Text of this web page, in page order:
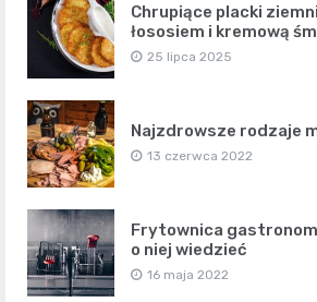
Chrupiące placki
łososiem i kremową
25 lipca 2025
Najzdrowsze rodzaje
13 czerwca 2022
Frytownica
o niej wiedzieć
16 maja 2022